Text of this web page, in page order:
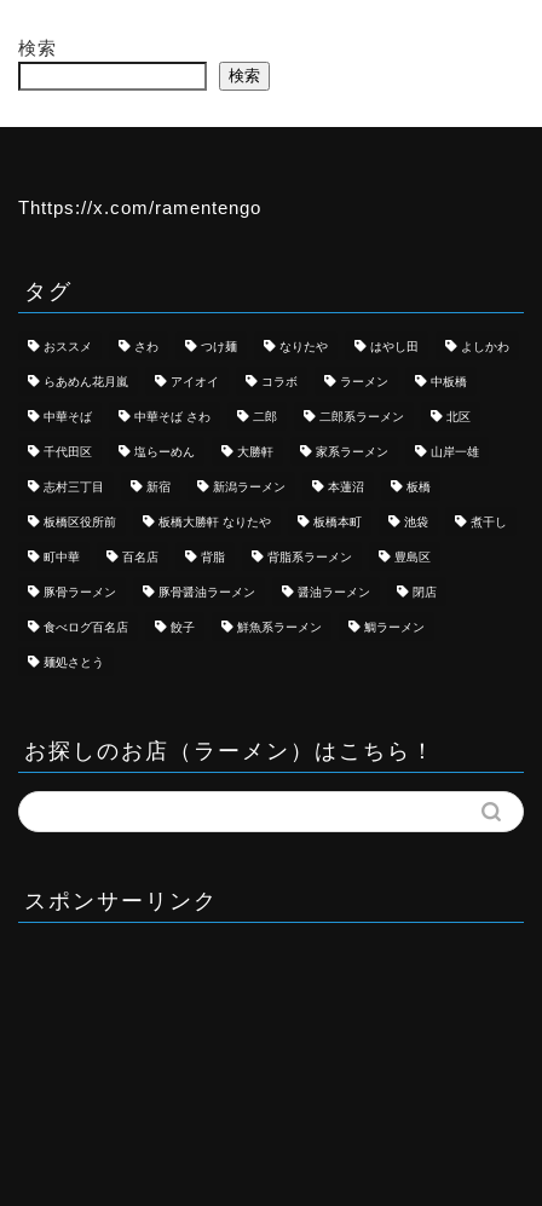
検索
検索
Thttps://x.com/ramentengo
タグ
おススメ さわ つけ麺 なりたや はやし田 よしかわ
らあめん花月嵐 アイオイ コラボ ラーメン 中板橋
中華そば 中華そば さわ 二郎 二郎系ラーメン 北区
千代田区 塩らーめん 大勝軒 家系ラーメン 山岸一雄
志村三丁目 新宿 新潟ラーメン 本蓮沼 板橋
板橋区役所前 板橋大勝軒 なりたや 板橋本町 池袋 煮干し
町中華 百名店 背脂 背脂系ラーメン 豊島区
豚骨ラーメン 豚骨醤油ラーメン 醤油ラーメン 閉店
食べログ百名店 餃子 鮮魚系ラーメン 鯛ラーメン
麺処さとう
お探しのお店（ラーメン）はこちら！
スポンサーリンク